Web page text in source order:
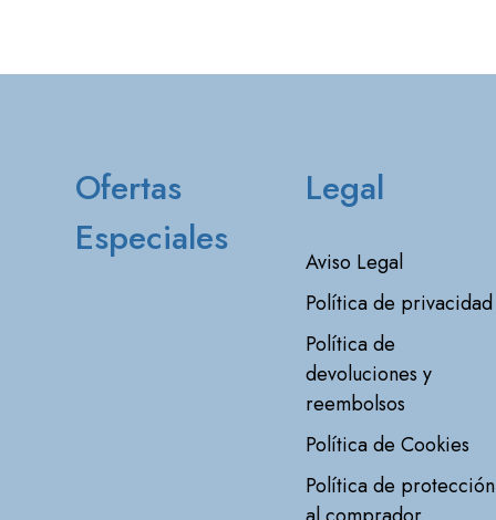
Ofertas
Especiales
Legal
Aviso Legal
Política de privacidad
Política de
devoluciones y
reembolsos
Política de Cookies
Política de protección